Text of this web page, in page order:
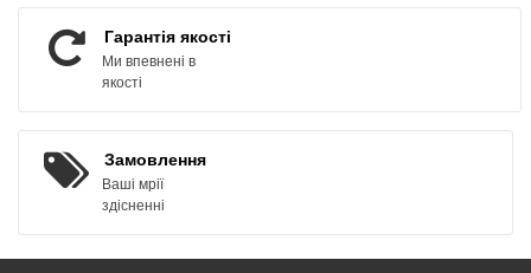
Гарантія якості
Ми впевнені в
якості
Замовлення
Ваші мрії
здісненні